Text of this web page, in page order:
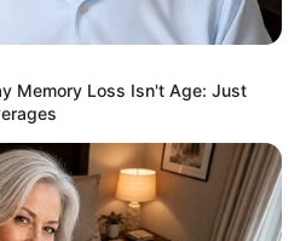
en 6 chevaux
Memory Loss Isn't Age: Just